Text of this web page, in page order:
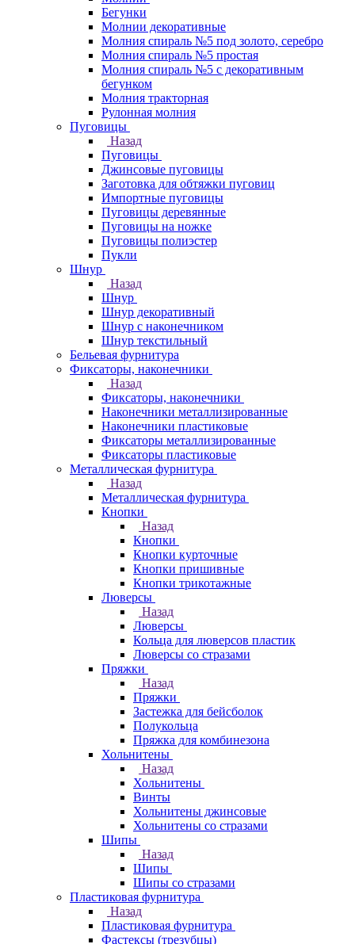
Бегунки
Молнии декоративные
Молния спираль №5 под золото, серебро
Молния спираль №5 простая
Молния спираль №5 с декоративным
бегунком
Молния тракторная
Рулонная молния
Пуговицы
Назад
Пуговицы
Джинсовые пуговицы
Заготовка для обтяжки пуговиц
Импортные пуговицы
Пуговицы деревянные
Пуговицы на ножке
Пуговицы полиэстер
Пукли
Шнур
Назад
Шнур
Шнур декоративный
Шнур с наконечником
Шнур текстильный
Бельевая фурнитура
Фиксаторы, наконечники
Назад
Фиксаторы, наконечники
Наконечники металлизированные
Наконечники пластиковые
Фиксаторы металлизированные
Фиксаторы пластиковые
Металлическая фурнитура
Назад
Металлическая фурнитура
Кнопки
Назад
Кнопки
Кнопки курточные
Кнопки пришивные
Кнопки трикотажные
Люверсы
Назад
Люверсы
Кольца для люверсов пластик
Люверсы со стразами
Пряжки
Назад
Пряжки
Застежка для бейсболок
Полукольца
Пряжка для комбинезона
Хольнитены
Назад
Хольнитены
Винты
Хольнитены джинсовые
Хольнитены со стразами
Шипы
Назад
Шипы
Шипы со стразами
Пластиковая фурнитура
Назад
Пластиковая фурнитура
Фастексы (трезубцы)